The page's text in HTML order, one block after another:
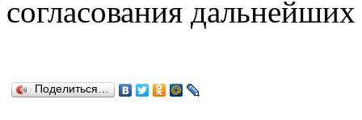
согласования
Поделиться…